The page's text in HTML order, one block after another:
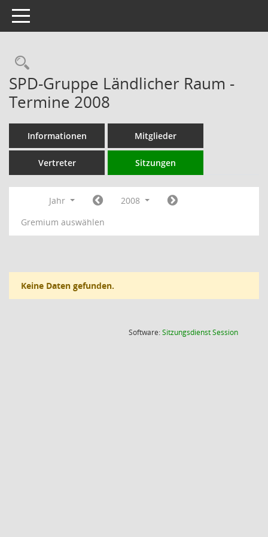
Toggle navigation
Rechercheauswahl
SPD-Gruppe Ländlicher Raum -
Termine 2008
Informationen Mitglieder
Vertreter Sitzungen
Jahr
2008
Gremium auswählen
Keine Daten gefunden.
Software:SitzungsdienstSession(Wird in